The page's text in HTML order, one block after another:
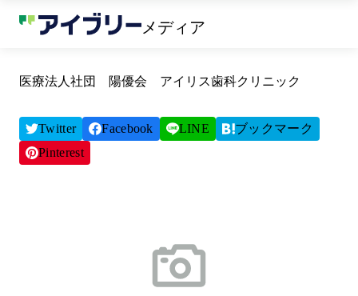
メディア
医療法人社団 陽優会 アイリス歯科クリニック
Twitter Facebook LINE
ブックマーク
Pinterest